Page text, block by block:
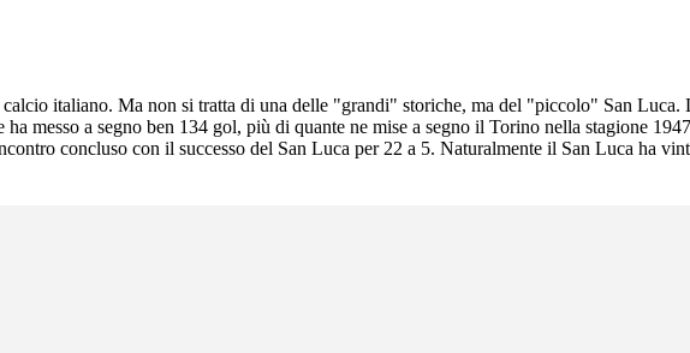
italiano. Ma non si tratta di una delle "grandi" storiche, ma del "piccolo" San
messo a segno ben 134 gol, più di quante ne mise a segno il Torino nella stagione
concluso con il successo del San Luca per 22 a 5. Naturalmente il San Luca ha